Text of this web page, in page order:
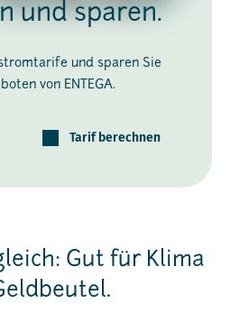
und sparen.
und sparen Sie
von ENTEGA.
Tarif berechnen
Gut für Klima